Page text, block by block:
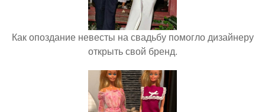
Как опоздание невесты на свадьбу помогло дизайнеру
открыть свой бренд.